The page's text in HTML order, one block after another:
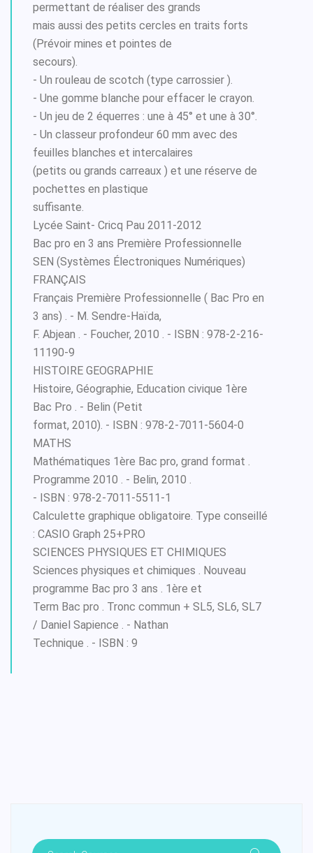
permettant de réaliser des grands
mais aussi des petits cercles en traits forts
(Prévoir mines et pointes de
secours).
- Un rouleau de scotch (type carrossier ).
- Une gomme blanche pour effacer le crayon.
- Un jeu de 2 équerres : une à 45° et une à 30°.
- Un classeur profondeur 60 mm avec des
feuilles blanches et intercalaires
(petits ou grands carreaux ) et une réserve de
pochettes en plastique
suffisante.
Lycée Saint- Cricq Pau 2011-2012
Bac pro en 3 ans Première Professionnelle
SEN (Systèmes Électroniques Numériques)
FRANÇAIS
Français Première Professionnelle ( Bac Pro en
3 ans) . - M. Sendre-Haïda,
F. Abjean . - Foucher, 2010 . - ISBN : 978-2-216-
11190-9
HISTOIRE GEOGRAPHIE
Histoire, Géographie, Education civique 1ère
Bac Pro . - Belin (Petit
format, 2010). - ISBN : 978-2-7011-5604-0
MATHS
Mathématiques 1ère Bac pro, grand format .
Programme 2010 . - Belin, 2010 .
- ISBN : 978-2-7011-5511-1
Calculette graphique obligatoire. Type conseillé
: CASIO Graph 25+PRO
SCIENCES PHYSIQUES ET CHIMIQUES
Sciences physiques et chimiques . Nouveau
programme Bac pro 3 ans . 1ère et
Term Bac pro . Tronc commun + SL5, SL6, SL7
/ Daniel Sapience . - Nathan
Technique . - ISBN : 9